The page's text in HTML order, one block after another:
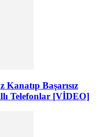
Kanatıp Başarısız
Telefonlar [VİDEO]